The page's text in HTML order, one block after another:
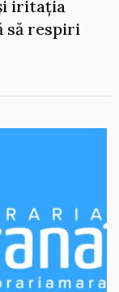
iritația
să respiri